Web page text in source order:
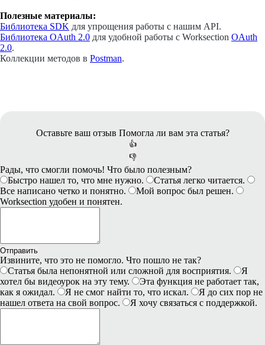
Полезные материалы:
Библиотека SDK для упрощения работы с нашим API.
Библиотека OAuth 2.0 для удобной работы с Worksection OAuth
2.0.
Коллекции методов в Postman.
Оставьте ваш отзыв Помогла ли вам эта статья?
👍
👎
Рады, что смогли помочь! Что было полезным?
Быстро нашел то, что мне нужно.
Статья легко читается.
Все написано четко и понятно.
Мой вопрос был решен.
Worksection удобен и понятен.
Отправить
Извините, что это не помогло. Что пошло не так?
Статья была непонятной или сложной для восприятия.
Я
хотел бы видеоурок на эту тему.
Эта функция не работает так,
как я ожидал.
Я не смог найти то, что искал.
Я до сих пор не
нашел ответа на свой вопрос.
Я хочу связаться с поддержкой.